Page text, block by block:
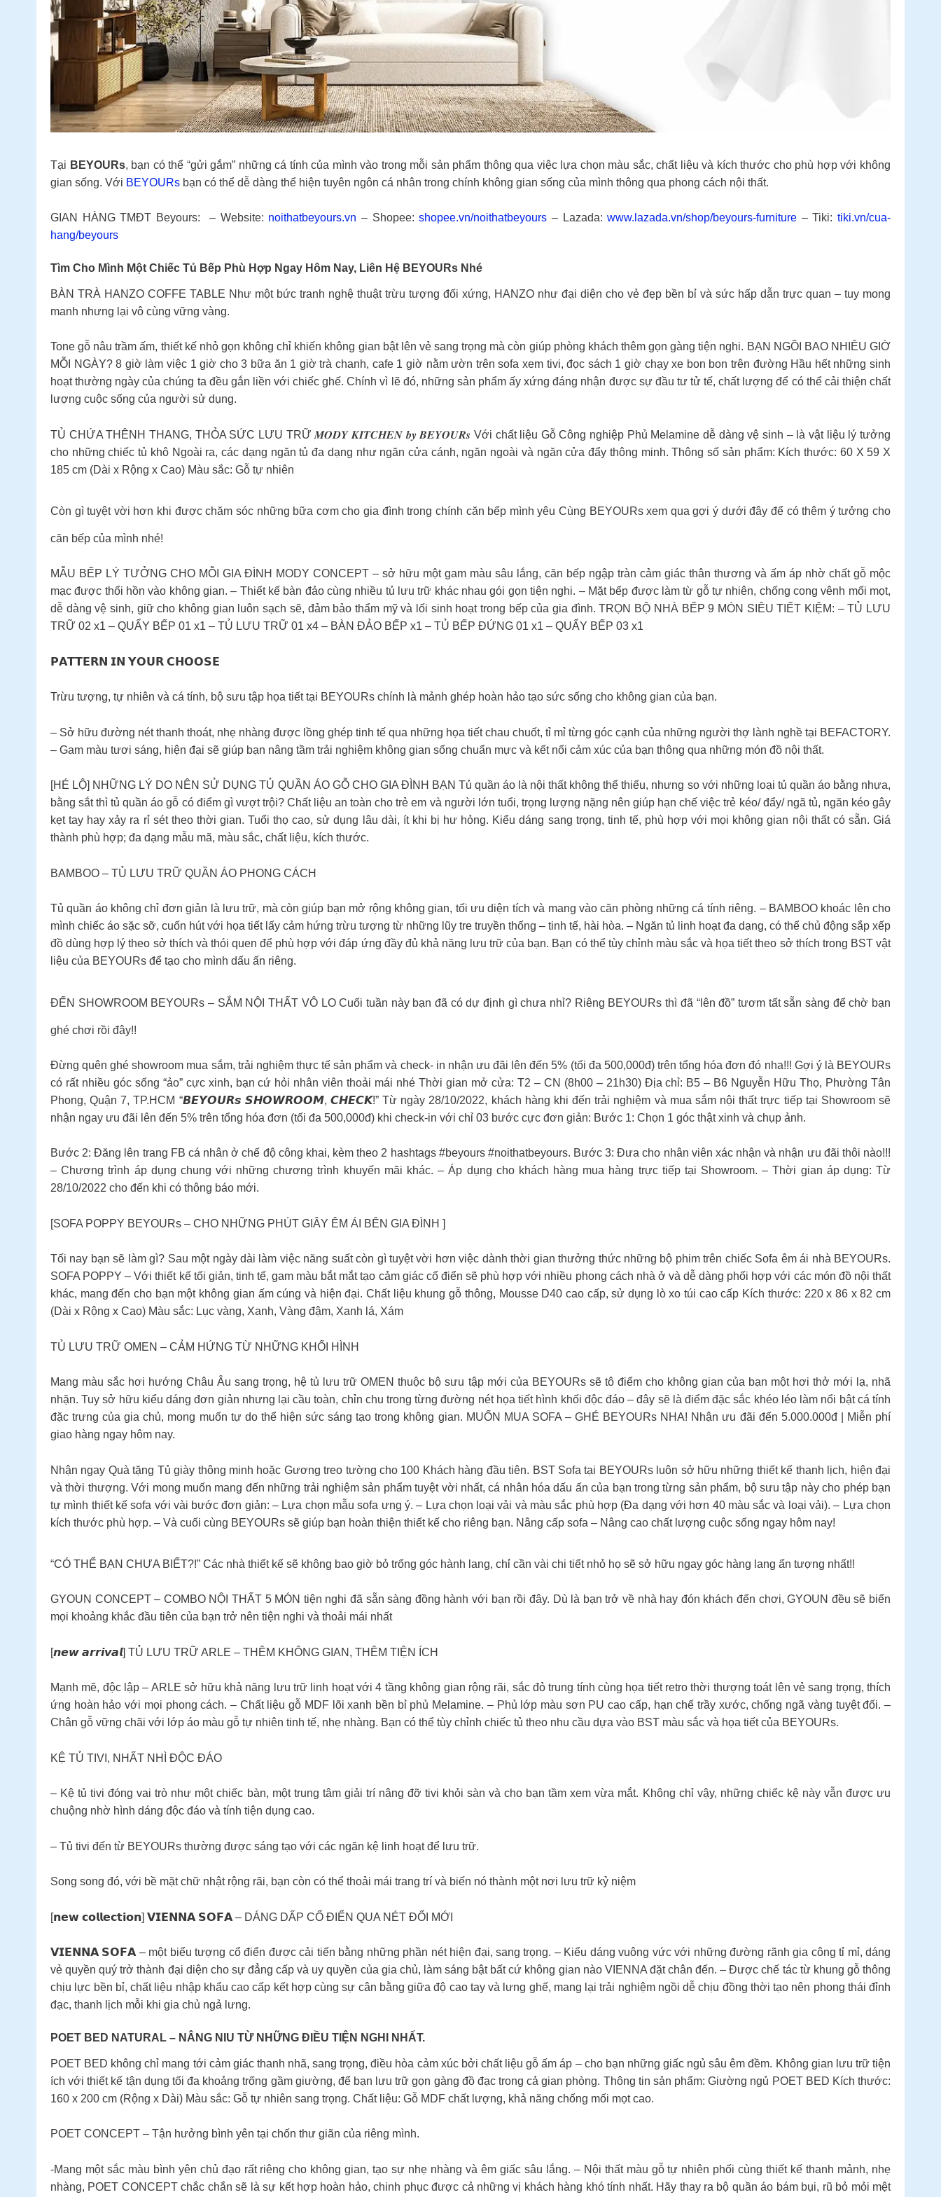
Tại BEYOURs, bạn có thể “gửi gắm” những cá tính của mình vào trong mỗi sản phẩm thông qua việc lựa chọn màu sắc, chất liệu và kích thước cho phù hợp với không
gian sống. Với BEYOURs bạn có thể dễ dàng thể hiện tuyên ngôn cá nhân trong chính không gian sống của mình thông qua phong cách nội thất.
GIAN HÀNG TMĐT Beyours: – Website: noithatbeyours.vn – Shopee:shopee.vn/noithatbeyours – Lazada:www.lazada.vn/shop/beyours-furniture – Tiki: tiki.vn/cua-
hang/beyours
Tìm Cho Mình Một Chiếc Tủ Bếp Phù Hợp Ngay Hôm Nay, Liên Hệ BEYOURs Nhé
BÀN TRÀ HANZO COFFE TABLE Như một bức tranh nghệ thuật trừu tượng đối xứng, HANZO như đại diện cho vẻ đẹp bền bỉ và sức hấp dẫn trực quan – tuy mong
manh nhưng lại vô cùng vững vàng.
Tone gỗ nâu trầm ấm, thiết kế nhỏ gọn không chỉ khiến không gian bật lên vẻ sang trọng mà còn giúp phòng khách thêm gọn gàng tiện nghi. BẠN NGỒI BAO NHIÊU GIỜ
MỖI NGÀY? 8 giờ làm việc 1 giờ cho 3 bữa ăn 1 giờ trà chanh, cafe 1 giờ nằm ườn trên sofa xem tivi, đọc sách 1 giờ chạy xe bon bon trên đường Hầu hết những sinh
hoạt thường ngày của chúng ta đều gắn liền với chiếc ghế. Chính vì lẽ đó, những sản phẩm ấy xứng đáng nhận được sự đầu tư tử tế, chất lượng để có thể cải thiện chất
lượng cuộc sống của người sử dụng.
TỦ CHỨA THÊNH THANG, THỎA SỨC LƯU TRỮ 𝑴𝑶𝑫𝒀 𝑲𝑰𝑻𝑪𝑯𝑬𝑵 𝒃𝒚 𝑩𝑬𝒀𝑶𝑼𝑹𝒔 Với chất liệu Gỗ Công nghiệp Phủ Melamine dễ dàng vệ sinh – là vật liệu lý tưởng
cho những chiếc tủ khô Ngoài ra, các dạng ngăn tủ đa dạng như ngăn cửa cánh, ngăn ngoài và ngăn cửa đẩy thông minh. Thông số sản phẩm: Kích thước: 60 X 59 X
185 cm (Dài x Rộng x Cao) Màu sắc: Gỗ tự nhiên
Còn gì tuyệt vời hơn khi được chăm sóc những bữa cơm cho gia đình trong chính căn bếp mình yêu Cùng BEYOURs xem qua gợi ý dưới đây để có thêm ý tưởng cho
căn bếp của mình nhé!
MẪU BẾP LÝ TƯỞNG CHO MỖI GIA ĐÌNH MODY CONCEPT – sở hữu một gam màu sâu lắng, căn bếp ngập tràn cảm giác thân thương và ấm áp nhờ chất gỗ mộc
mạc được thổi hồn vào không gian. – Thiết kế bàn đảo cùng nhiều tủ lưu trữ khác nhau gói gọn tiện nghi. – Mặt bếp được làm từ gỗ tự nhiên, chống cong vênh mối mọt,
dễ dàng vệ sinh, giữ cho không gian luôn sạch sẽ, đảm bảo thẩm mỹ và lối sinh hoạt trong bếp của gia đình. TRỌN BỘ NHÀ BẾP 9 MÓN SIÊU TIẾT KIỆM: – TỦ LƯU
TRỮ 02 x1 – QUẨY BẾP 01 x1 – TỦ LƯU TRỮ 01 x4 – BÀN ĐẢO BẾP x1 – TỦ BẾP ĐỨNG 01 x1 – QUẨY BẾP 03 x1
𝗣𝗔𝗧𝗧𝗘𝗥𝗡 𝗜𝗡 𝗬𝗢𝗨𝗥 𝗖𝗛𝗢𝗢𝗦𝗘
Trừu tượng, tự nhiên và cá tính, bộ sưu tập họa tiết tại BEYOURs chính là mảnh ghép hoàn hảo tạo sức sống cho không gian của bạn.
– Sở hữu đường nét thanh thoát, nhẹ nhàng được lồng ghép tinh tế qua những họa tiết chau chuốt, tỉ mỉ từng góc cạnh của những người thợ lành nghề tại BEFACTORY.
– Gam màu tươi sáng, hiện đại sẽ giúp bạn nâng tầm trải nghiệm không gian sống chuẩn mực và kết nối cảm xúc của bạn thông qua những món đồ nội thất.
[HÉ LỘ] NHỮNG LÝ DO NÊN SỬ DỤNG TỦ QUẦN ÁO GỖ CHO GIA ĐÌNH BẠN Tủ quần áo là nội thất không thể thiếu, nhưng so với những loại tủ quần áo bằng nhựa,
bằng sắt thì tủ quần áo gỗ có điểm gì vượt trội? Chất liệu an toàn cho trẻ em và người lớn tuổi, trọng lượng nặng nên giúp hạn chế việc trẻ kéo/ đẩy/ ngã tủ, ngăn kéo gây
kẹt tay hay xảy ra rỉ sét theo thời gian. Tuổi thọ cao, sử dụng lâu dài, ít khi bị hư hỏng. Kiểu dáng sang trọng, tinh tế, phù hợp với mọi không gian nội thất có sẵn. Giá
thành phù hợp; đa dạng mẫu mã, màu sắc, chất liệu, kích thước.
BAMBOO – TỦ LƯU TRỮ QUẦN ÁO PHONG CÁCH
Tủ quần áo không chỉ đơn giản là lưu trữ, mà còn giúp bạn mở rộng không gian, tối ưu diện tích và mang vào căn phòng những cá tính riêng. – BAMBOO khoác lên cho
mình chiếc áo sặc sỡ, cuốn hút với họa tiết lấy cảm hứng trừu tượng từ những lũy tre truyền thống – tinh tế, hài hòa. – Ngăn tủ linh hoạt đa dạng, có thể chủ động sắp xếp
đồ dùng hợp lý theo sở thích và thói quen để phù hợp với đáp ứng đầy đủ khả năng lưu trữ của bạn. Bạn có thể tùy chỉnh màu sắc và họa tiết theo sở thích trong BST vật
liệu của BEYOURs để tạo cho mình dấu ấn riêng.
ĐẾN SHOWROOM BEYOURs – SẮM NỘI THẤT VÔ LO Cuối tuần này bạn đã có dự định gì chưa nhỉ? Riêng BEYOURs thì đã “lên đồ” tươm tất sẵn sàng để chờ bạn
ghé chơi rồi đây!!
Đừng quên ghé showroom mua sắm, trải nghiệm thực tế sản phẩm và check- in nhận ưu đãi lên đến 5% (tối đa 500,000đ) trên tổng hóa đơn đó nha!!! Gợi ý là BEYOURs
có rất nhiều góc sống “ảo” cực xinh, bạn cứ hỏi nhân viên thoải mái nhé Thời gian mở cửa: T2 – CN (8h00 – 21h30) Địa chỉ: B5 – B6 Nguyễn Hữu Thọ, Phường Tân
Phong, Quận 7, TP.HCM “𝘽𝙀𝙔𝙊𝙐𝙍𝙨 𝙎𝙃𝙊𝙒𝙍𝙊𝙊𝙈, 𝘾𝙃𝙀𝘾𝙆!” Từ ngày 28/10/2022, khách hàng khi đến trải nghiệm và mua sắm nội thất trực tiếp tại Showroom sẽ
nhận ngay ưu đãi lên đến 5% trên tổng hóa đơn (tối đa 500,000đ) khi check-in với chỉ 03 bước cực đơn giản: Bước 1: Chọn 1 góc thật xinh và chụp ảnh.
Bước 2: Đăng lên trang FB cá nhân ở chế độ công khai, kèm theo 2 hashtags #beyours #noithatbeyours. Bước 3: Đưa cho nhân viên xác nhận và nhận ưu đãi thôi nào!!!
– Chương trình áp dụng chung với những chương trình khuyến mãi khác. – Áp dụng cho khách hàng mua hàng trực tiếp tại Showroom. – Thời gian áp dụng: Từ
28/10/2022 cho đến khi có thông báo mới.
[SOFA POPPY BEYOURs – CHO NHỮNG PHÚT GIÂY ÊM ÁI BÊN GIA ĐÌNH ]
Tối nay bạn sẽ làm gì? Sau một ngày dài làm việc năng suất còn gì tuyệt vời hơn việc dành thời gian thưởng thức những bộ phim trên chiếc Sofa êm ái nhà BEYOURs.
SOFA POPPY – Với thiết kế tối giản, tinh tế, gam màu bắt mắt tạo cảm giác cổ điển sẽ phù hợp với nhiều phong cách nhà ở và dễ dàng phối hợp với các món đồ nội thất
khác, mang đến cho bạn một không gian ấm cúng và hiện đại. Chất liệu khung gỗ thông, Mousse D40 cao cấp, sử dụng lò xo túi cao cấp Kích thước: 220 x 86 x 82 cm
(Dài x Rộng x Cao) Màu sắc: Lục vàng, Xanh, Vàng đậm, Xanh lá, Xám
TỦ LƯU TRỮ OMEN – CẢM HỨNG TỪ NHỮNG KHỐI HÌNH
Mang màu sắc hơi hướng Châu Âu sang trọng, hệ tủ lưu trữ OMEN thuộc bộ sưu tập mới của BEYOURs sẽ tô điểm cho không gian của bạn một hơi thở mới lạ, nhã
nhặn. Tuy sở hữu kiểu dáng đơn giản nhưng lại cầu toàn, chỉn chu trong từng đường nét họa tiết hình khối độc đáo – đây sẽ là điểm đặc sắc khéo léo làm nổi bật cá tính
đặc trưng của gia chủ, mong muốn tự do thể hiện sức sáng tạo trong không gian. MUỐN MUA SOFA – GHÉ BEYOURs NHA! Nhận ưu đãi đến 5.000.000đ | Miễn phí
giao hàng ngay hôm nay.
Nhận ngay Quà tặng Tủ giày thông minh hoặc Gương treo tường cho 100 Khách hàng đầu tiên. BST Sofa tại BEYOURs luôn sở hữu những thiết kế thanh lịch, hiện đại
và thời thượng. Với mong muốn mang đến những trải nghiệm sản phẩm tuyệt vời nhất, cá nhân hóa dấu ấn của bạn trong từng sản phẩm, bộ sưu tập này cho phép bạn
tự mình thiết kế sofa với vài bước đơn giản: – Lựa chọn mẫu sofa ưng ý. – Lựa chọn loại vải và màu sắc phù hợp (Đa dạng với hơn 40 màu sắc và loại vải). – Lựa chọn
kích thước phù hợp. – Và cuối cùng BEYOURs sẽ giúp bạn hoàn thiện thiết kế cho riêng bạn. Nâng cấp sofa – Nâng cao chất lượng cuộc sống ngay hôm nay!
“CÓ THỂ BẠN CHƯA BIẾT?!” Các nhà thiết kế sẽ không bao giờ bỏ trống góc hành lang, chỉ cần vài chi tiết nhỏ họ sẽ sở hữu ngay góc hàng lang ấn tượng nhất!!
GYOUN CONCEPT – COMBO NỘI THẤT 5 MÓN tiện nghi đã sẵn sàng đồng hành với bạn rồi đây. Dù là bạn trở về nhà hay đón khách đến chơi, GYOUN đều sẽ biến
mọi khoảng khắc đầu tiên của bạn trở nên tiện nghi và thoải mái nhất
[𝙣𝙚𝙬 𝙖𝙧𝙧𝙞𝙫𝙖𝙡] TỦ LƯU TRỮ ARLE – THÊM KHÔNG GIAN, THÊM TIỆN ÍCH
Mạnh mẽ, độc lập – ARLE sở hữu khả năng lưu trữ linh hoạt với 4 tầng không gian rộng rãi, sắc đỏ trung tính cùng họa tiết retro thời thượng toát lên vẻ sang trọng, thích
ứng hoàn hảo với mọi phong cách. – Chất liệu gỗ MDF lõi xanh bền bỉ phủ Melamine. – Phủ lớp màu sơn PU cao cấp, hạn chế trầy xước, chống ngã vàng tuyệt đối. –
Chân gỗ vững chãi với lớp áo màu gỗ tự nhiên tinh tế, nhẹ nhàng. Bạn có thể tùy chỉnh chiếc tủ theo nhu cầu dựa vào BST màu sắc và họa tiết của BEYOURs.
KỆ TỦ TIVI, NHẤT NHÌ ĐỘC ĐÁO
– Kệ tủ tivi đóng vai trò như một chiếc bàn, một trung tâm giải trí nâng đỡ tivi khỏi sàn và cho bạn tầm xem vừa mắt. Không chỉ vậy, những chiếc kệ này vẫn được ưu
chuộng nhờ hình dáng độc đáo và tính tiện dụng cao.
– Tủ tivi đến từ BEYOURs thường được sáng tạo với các ngăn kệ linh hoạt để lưu trữ.
Song song đó, với bề mặt chữ nhật rộng rãi, bạn còn có thể thoải mái trang trí và biến nó thành một nơi lưu trữ kỷ niệm
[𝗻𝗲𝘄 𝗰𝗼𝗹𝗹𝗲𝗰𝘁𝗶𝗼𝗻] 𝗩𝗜𝗘𝗡𝗡𝗔 𝗦𝗢𝗙𝗔 – DÁNG DẤP CỔ ĐIỂN QUA NÉT ĐỔI MỚI
𝗩𝗜𝗘𝗡𝗡𝗔 𝗦𝗢𝗙𝗔 – một biểu tượng cổ điển được cải tiến bằng những phần nét hiện đại, sang trọng. – Kiểu dáng vuông vức với những đường rãnh gia công tỉ mỉ, dáng
vẻ quyền quý trở thành đại diện cho sự đẳng cấp và uy quyền của gia chủ, làm sáng bật bất cứ không gian nào VIENNA đặt chân đến. – Được chế tác từ khung gỗ thông
chịu lực bền bỉ, chất liệu nhập khẩu cao cấp kết hợp cùng sự cân bằng giữa độ cao tay và lưng ghế, mang lại trải nghiệm ngồi dễ chịu đồng thời tạo nên phong thái đỉnh
đạc, thanh lịch mỗi khi gia chủ ngả lưng.
POET BED NATURAL – NÂNG NIU TỪ NHỮNG ĐIỀU TIỆN NGHI NHẤT.
POET BED không chỉ mang tới cảm giác thanh nhã, sang trọng, điều hòa cảm xúc bởi chất liệu gỗ ấm áp – cho bạn những giấc ngủ sâu êm đềm. Không gian lưu trữ tiện
ích với thiết kế tận dụng tối đa khoảng trống gầm giường, để bạn lưu trữ gọn gàng đồ đạc trong cả gian phòng. Thông tin sản phẩm: Giường ngủ POET BED Kích thước:
160 x 200 cm (Rộng x Dài) Màu sắc: Gỗ tự nhiên sang trọng. Chất liệu: Gỗ MDF chất lượng, khả năng chống mối mọt cao.
POET CONCEPT – Tận hưởng bình yên tại chốn thư giãn của riêng mình.
-Mang một sắc màu bình yên chủ đạo rất riêng cho không gian, tạo sự nhẹ nhàng và êm giấc sâu lắng. – Nội thất màu gỗ tự nhiên phối cùng thiết kế thanh mảnh, nhẹ
nhàng, POET CONCEPT chắc chắn sẽ là sự kết hợp hoàn hảo, chinh phục được cả những vị khách hàng khó tính nhất. Hãy thay ra bộ quần áo bám bụi, rũ bỏ mỏi mệt